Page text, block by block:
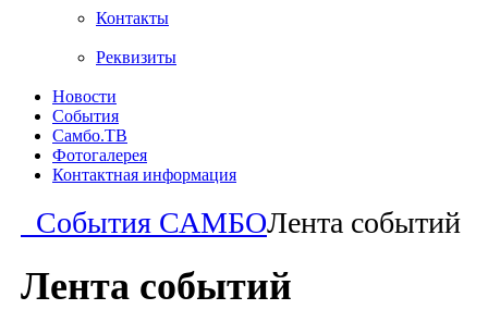
Контакты
Реквизиты
Новости
События
Самбо.ТВ
Фотогалерея
Контактная информация
События САМБОЛента событий
Лента событий